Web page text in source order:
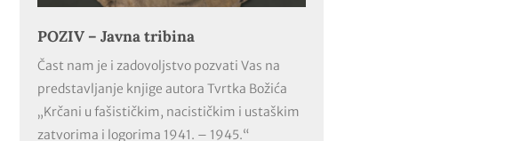
POZIV – Javna tribina
Čast nam je i zadovoljstvo pozvati Vas na
predstavljanje knjige autora Tvrtka Božića
„Krčani u fašističkim, nacističkim i ustaškim
zatvorima i logorima 1941. – 1945.“